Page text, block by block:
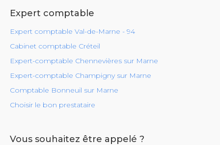
Expert comptable
Expert comptable Val-de-Marne - 94
Cabinet comptable Créteil
Expert-comptable Chennevières sur Marne
Expert-comptable Champigny sur Marne
Comptable Bonneuil sur Marne
Choisir le bon prestataire
Vous souhaitez être appelé ?